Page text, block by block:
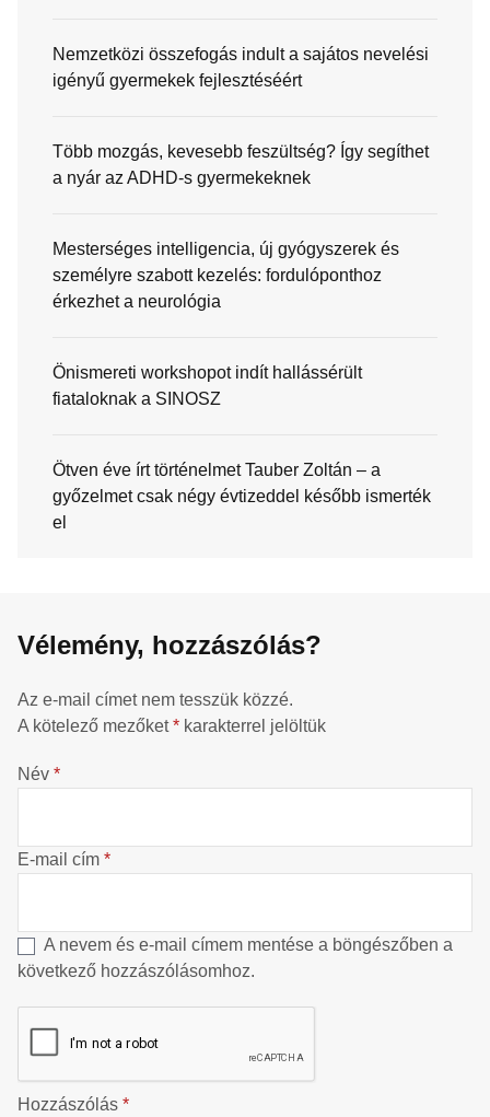
Nemzetközi összefogás indult a sajátos nevelési
igényű gyermekek fejlesztéséért
Több mozgás, kevesebb feszültség? Így segíthet
a nyár az ADHD-s gyermekeknek
Mesterséges intelligencia, új gyógyszerek és
személyre szabott kezelés: fordulóponthoz
érkezhet a neurológia
Önismereti workshopot indít hallássérült
fiataloknak a SINOSZ
Ötven éve írt történelmet Tauber Zoltán – a
győzelmet csak négy évtizeddel később ismerték
el
Vélemény, hozzászólás?
Az e-mail címet nem tesszük közzé.
A kötelező mezőket* karakterrel jelöltük
Név *
E-mail cím *
A nevem és e-mail címem mentése a böngészőben a
következő hozzászólásomhoz.
Hozzászólás *